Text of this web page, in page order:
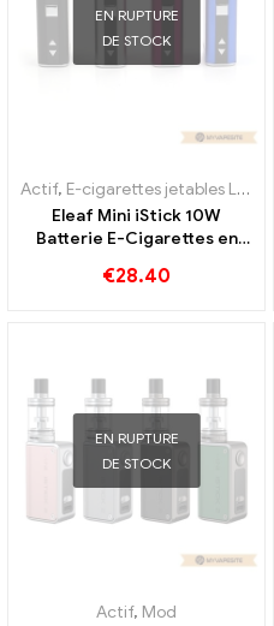
EN RUPTURE
DE STOCK
Actif, E-cigarettes jetables Lituanie
Eleaf Mini iStick 10W
Batterie E-Cigarettes en
€28.40
EN RUPTURE
DE STOCK
Actif, Mod